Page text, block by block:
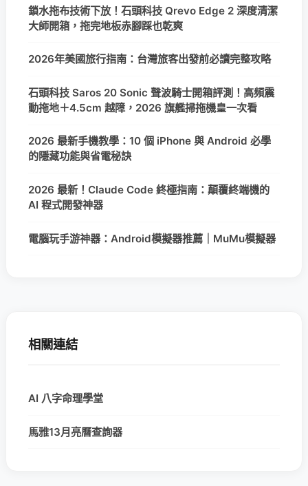
鎖水拖布技術下放！石頭科技 Qrevo Edge 2 深度清潔
大師開箱，拖完地板赤腳踩也乾爽
2026年美國旅行指南：台灣旅客出發前必讀完整攻略
石頭科技 Saros 20 Sonic 聲波騎士開箱評測！高頻震
動拖地＋4.5cm 越障，2026 旗艦掃拖機皇一次看
2026 最新手機教學：10 個 iPhone 與 Android 必學
的隱藏功能與省電秘訣
2026 最新！Claude Code 終極指南：顛覆終端機的
AI 程式開發神器
電腦玩手游神器：Android模擬器推薦｜MuMu模擬器
相關連結
AI 八字命理學堂
馬雅13月亮曆查詢器